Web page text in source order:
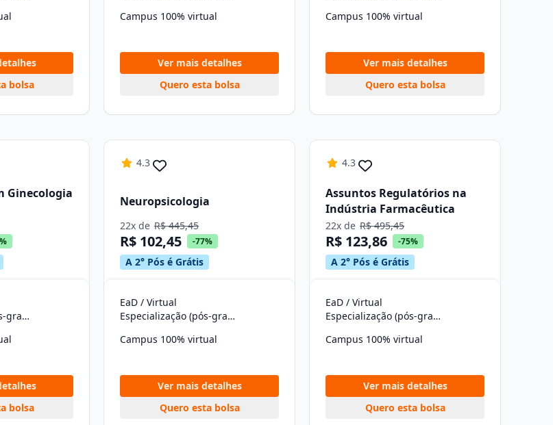
bolsa
Campus 100% virtual
Ver mais detalhes
Quero esta bolsa
Campus 100% virtual
Ver mais detalhes
Quero esta bolsa
Ginecologia
Especialização (pós-graduação)
bolsa
4.3
Neuropsicologia
22x de R$ 445,45
R$ 102,45 -77%
A 2° Pós é Grátis
EaD / Virtual
Especialização (pós-graduação)
Campus 100% virtual
Ver mais detalhes
Quero esta bolsa
4.3
Assuntos Regulatórios na
Indústria Farmacêutica
22x de R$ 495,45
R$ 123,86 -75%
A 2° Pós é Grátis
EaD / Virtual
Especialização (pós-graduação)
Campus 100% virtual
Ver mais detalhes
Quero esta bolsa